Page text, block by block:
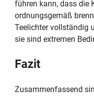
führen kann, dass die
ordnungsgemäß
Teelichter vollständig
sie sind extremen
Fazit
Zusammenfassend